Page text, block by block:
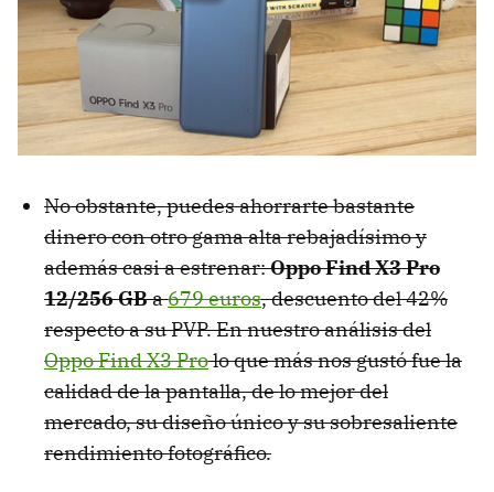
No obstante, puedes ahorrarte bastante
dinero con otro gama alta rebajadísimo y
además casi a estrenar:Oppo Find X3 Pro
12/256 GBa679 euros, descuento del 42%
respecto a su PVP. En nuestro análisis del
Oppo Find X3 Prolo que más nos gustó fue la
calidad de la pantalla, de lo mejor del
mercado, su diseño único y su sobresaliente
rendimiento fotográfico.